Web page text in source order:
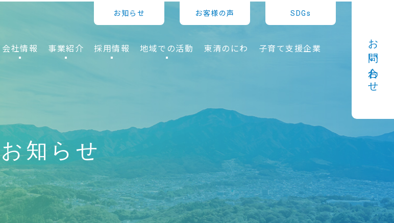
会社情報 事業紹介 採用情報 地域での活動 東清のにわ 子育て支援企業
お知らせ お客様の声 SDGs
お問い合わせ
お知らせ